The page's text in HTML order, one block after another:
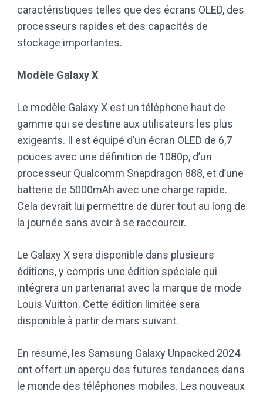
caractéristiques telles que des écrans OLED, des
processeurs rapides et des capacités de
stockage importantes.
Modèle Galaxy X
Le modèle Galaxy X est un téléphone haut de
gamme qui se destine aux utilisateurs les plus
exigeants. Il est équipé d’un écran OLED de 6,7
pouces avec une définition de 1080p, d’un
processeur Qualcomm Snapdragon 888, et d’une
batterie de 5000mAh avec une charge rapide.
Cela devrait lui permettre de durer tout au long de
la journée sans avoir à se raccourcir.
Le Galaxy X sera disponible dans plusieurs
éditions, y compris une édition spéciale qui
intégrera un partenariat avec la marque de mode
Louis Vuitton. Cette édition limitée sera
disponible à partir de mars suivant.
En résumé, les Samsung Galaxy Unpacked 2024
ont offert un aperçu des futures tendances dans
le monde des téléphones mobiles. Les nouveaux